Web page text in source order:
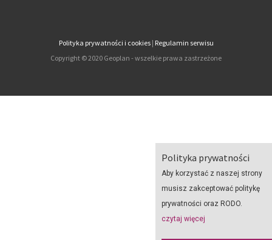
Polityka prywatności
Aby korzystać z naszej strony
musisz zakceptować politykę
prywatności oraz RODO.
czytaj więcej
Polityka prywatności i cookies| Regulamin serwisu
Copyright © 2020 Geoplan - wszelkie prawa zastrzeżone